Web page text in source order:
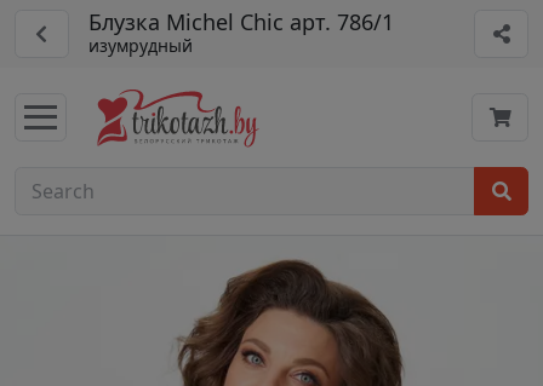
Блузка Michel Chic арт. 786/1
изумрудный